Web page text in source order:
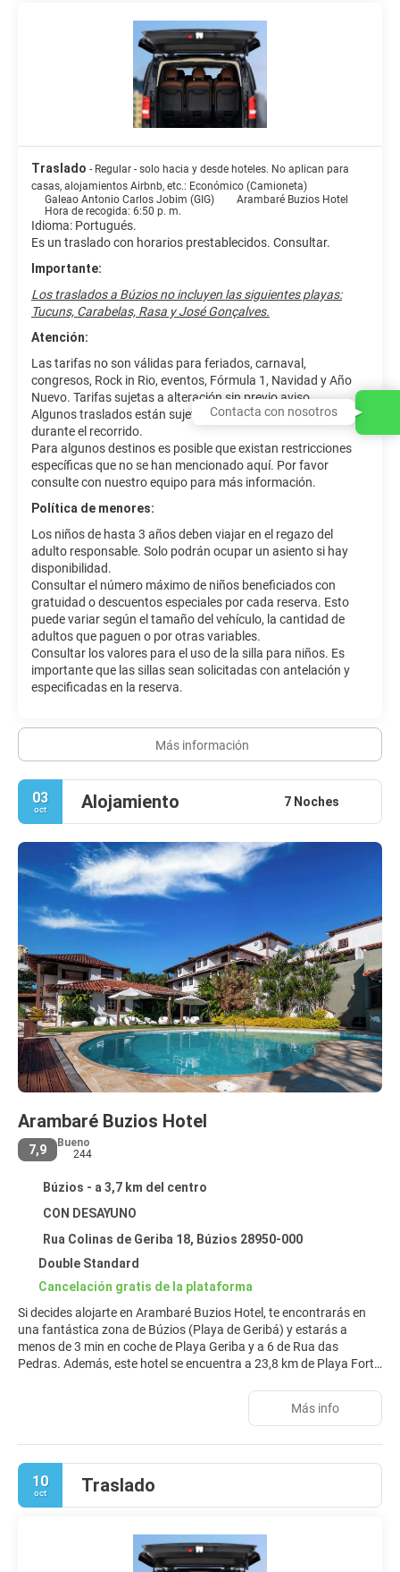
Traslado - Regular - solo hacia y desde hoteles. No aplican para
casas, alojamientos Airbnb, etc.: Económico (Camioneta)
Galeao Antonio Carlos Jobim (GIG)
Arambaré Buzios Hotel
Hora de recogida: 6:50 p. m.
Idioma: Portugués.
Es un traslado con horarios prestablecidos. Consultar.
Importante:
Los traslados a Búzios no incluyen las siguientes playas:
Tucuns, Carabelas, Rasa y José Gonçalves.
Atención:
Las tarifas no son válidas para feriados, carnaval,
congresos, Rock in Rio, eventos, Fórmula 1, Navidad y Año
Nuevo. Tarifas sujetas a alteración sin previo aviso.
Algunos traslados están sujetos a cambio de vehículo
durante el recorrido.
Para algunos destinos es posible que existan restricciones
específicas que no se han mencionado aquí. Por favor
consulte con nuestro equipo para más información.
Política de menores:
Los niños de hasta 3 años deben viajar en el regazo del
adulto responsable. Solo podrán ocupar un asiento si hay
disponibilidad.
Consultar el número máximo de niños beneficiados con
gratuidad o descuentos especiales por cada reserva. Esto
puede variar según el tamaño del vehículo, la cantidad de
adultos que paguen o por otras variables.
Consultar los valores para el uso de la silla para niños. Es
importante que las sillas sean solicitadas con antelación y
especificadas en la reserva.
Más información
03
oct Alojamiento 7 Noches
Arambaré Buzios Hotel
7,9
Bueno
244
Búzios - a 3,7 km del centro
CON DESAYUNO
Rua Colinas de Geriba 18, Búzios 28950-000
Double Standard
Cancelación gratis de la plataforma
Si decides alojarte en Arambaré Buzios Hotel, te encontrarás en
una fantástica zona de Búzios (Playa de Geribá) y estarás a
menos de 3 min en coche de Playa Geriba y a 6 de Rua das
Pedras. Además, este hotel se encuentra a 23,8 km de Playa Forte
Con una piscina al aire libre y muchas otras instalaciones
Tienes también una terraza y jardín donde sentarte a contemplar
el paisaje. Encontrarás además conexión a Internet wifi gratis,
servicios de conserjería y una zona recreativa o sala de juegos.
habitaciones con aire acondicionado, minibar y Smart TV. Las
habitaciones disponen de balcón. La conexión wifi gratis te
mantendrá en contacto con los tuyos. Además, podrás disfrutar
Más info
10
oct Traslado
Contacta con nosotros